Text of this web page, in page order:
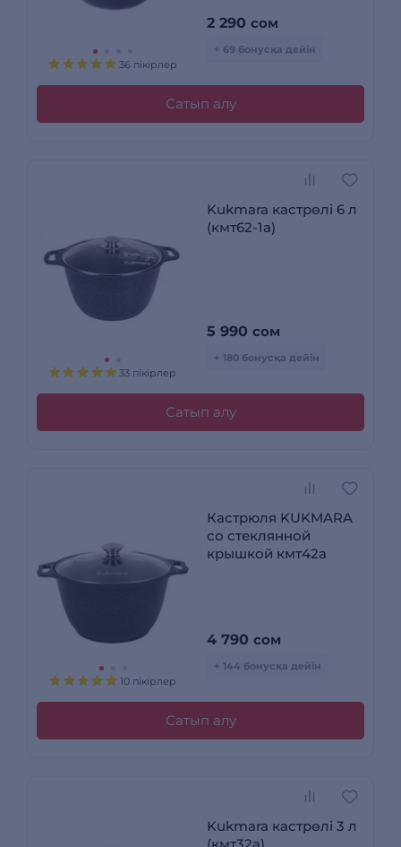
36 пікірлер
2 290 сом
+ 69 бонусқа дейін
Сатып алу
33 пікірлер
Kukmara кастрөлі 6 л
(кмт62-1а)
5 990 сом
+ 180 бонусқа дейін
Сатып алу
10 пікірлер
Кастрюля KUKMARA
со стеклянной
крышкой кмт42а
4 790 сом
+ 144 бонусқа дейін
Сатып алу
Kukmara кастрөлі 3 л